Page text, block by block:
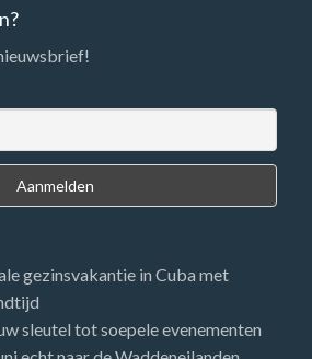
gezinsvakantie in Cuba met
sleutel tot soepele evenementen